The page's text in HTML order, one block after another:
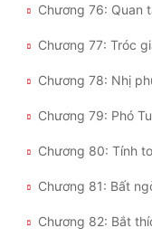
Chương 76: Quan
Chương 77: Tróc
Chương 78: Nhị
Chương 79: Phó
Chương 80: Tính
Chương 81: Bất
Chương 82: Bắt